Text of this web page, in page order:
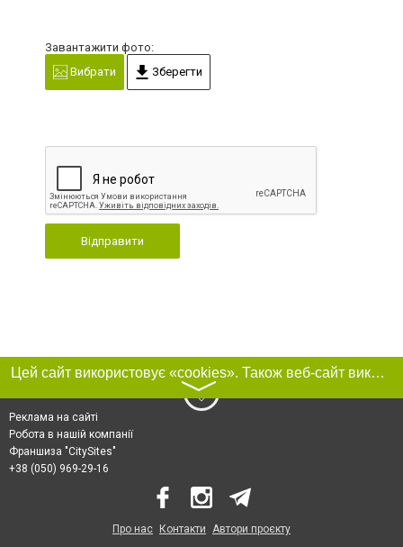
Завантажити фото:
Вибрати
Зберегти
Відправити
Цей сайт використовує «cookies». Також веб-сайт використовує інтернет-сервіс для збору технічних даних стосовно відвідувачів з метою отримання маркетингової та статистичної інформації. Умови обробки даних відвідувачів сайту див.
〉
Реклама на сайті
Робота в нашій компанії
Франшиза "CitySites"
+38 (050) 969-29-16
Про нас Контакти Автори проєкту